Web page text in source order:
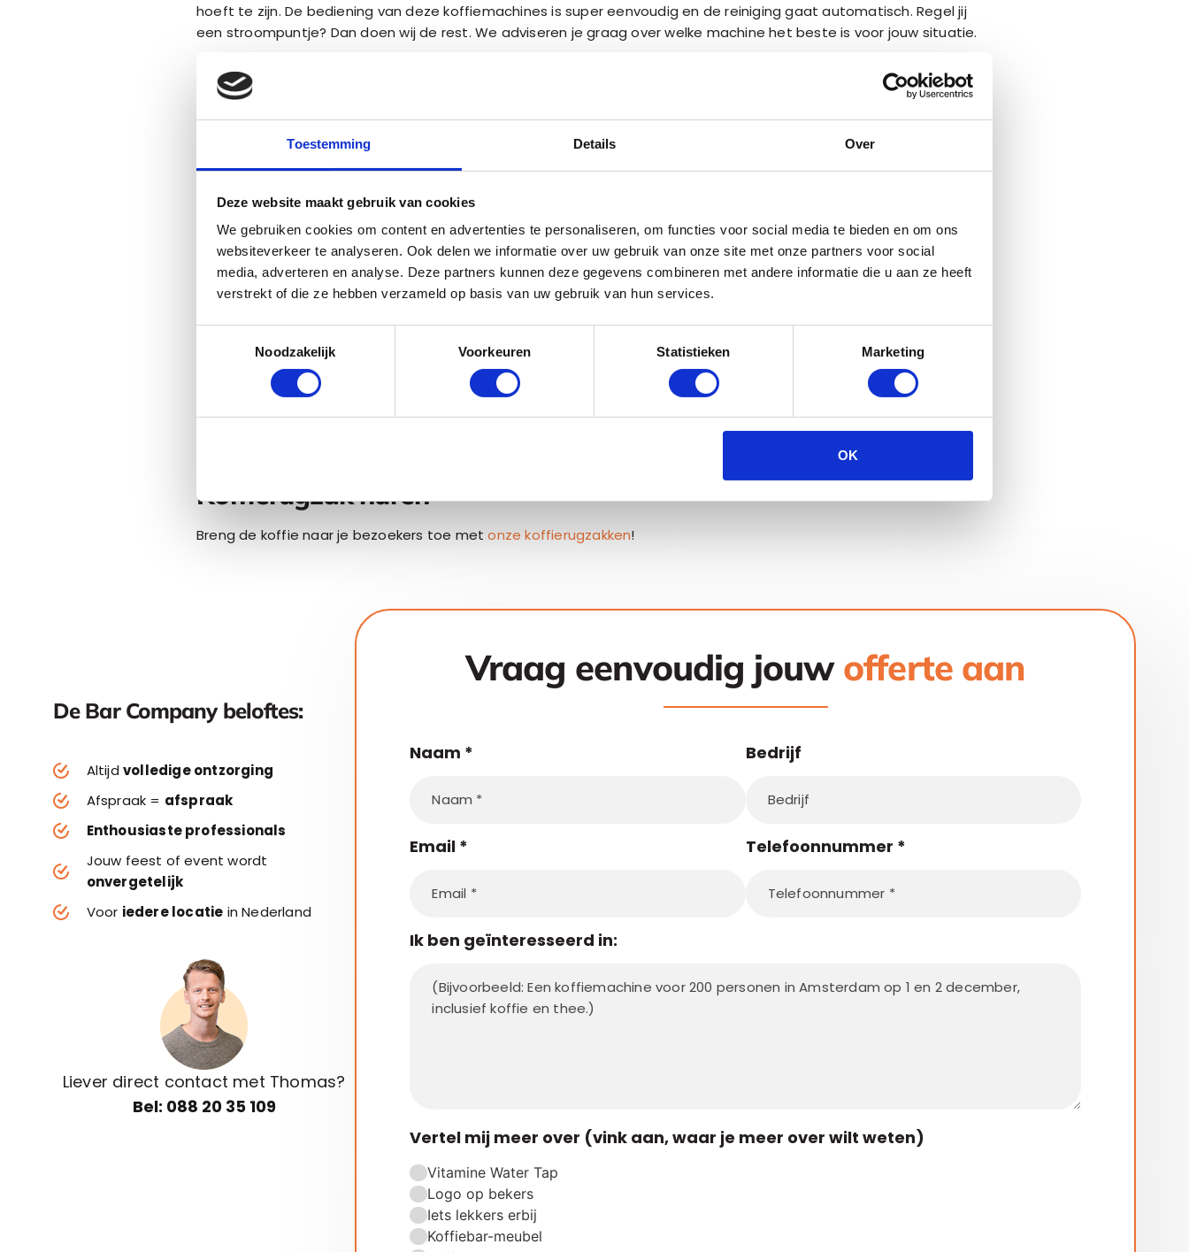
Toestemming Details Over
Deze website maakt gebruik van cookies
We gebruiken cookies om content en advertenties te personaliseren, om functies voor social media te bieden en om ons
websiteverkeer te analyseren. Ook delen we informatie over uw gebruik van onze site met onze partners voor social
media, adverteren en analyse. Deze partners kunnen deze gegevens combineren met andere informatie die u aan ze heeft
verstrekt of die ze hebben verzameld op basis van uw gebruik van hun services.
Noodzakelijk
Voorkeuren Statistieken Marketing
OK
hoeft te zijn. De bediening van deze koffiemachines is super eenvoudig en de reiniging gaat automatisch. Regel jij
een stroompuntje? Dan doen wij de rest. We adviseren je graag over welke machine het beste is voor jouw situatie.
Koffiemachines huren voor de festivalcamping
Mag het op de ‘glamping’ iets luxer? Dan plaatsen weverse bonen machinesofhalfautomaat espressomachines
De koffiemachines hadden met gemak genoeg capaciteit op de piekmomenten.
Concert at Sea
Coffee Bar Container
al gezien? Dit zijn Nederland’s snelste mobiele koffiebars en dus bijzonder geschikt
Koffierugzak huren
Breng de koffie naar je bezoekers toe metonze koffierugzakken!
De Bar Company beloftes:
Altijd volledige ontzorging
Afspraak = afspraak
Enthousiaste professionals
Jouw feest of event wordt
onvergetelijk
Voor iedere locatie in Nederland
Liever direct contact met Thomas?
Bel: 088 20 35 109
Vraag eenvoudig jouw offerte aan
Naam * Bedrijf
Email * Telefoonnummer *
Ik ben geïnteresseerd in:
Vertel mij meer over (vink aan, waar je meer over wilt weten)
Vitamine Water Tap
Logo op bekers
Iets lekkers erbij
Koffiebar-meubel